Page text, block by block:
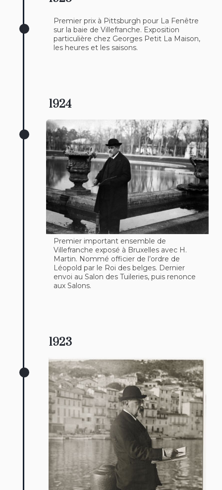
Premier prix à Pittsburgh pour La Fenêtre
sur la baie de Villefranche. Exposition
particulière chez Georges Petit La Maison,
les heures et les saisons.
1924
Premier important ensemble de
Villefranche exposé à Bruxelles avec H.
Martin. Nommé officier de l’ordre de
Léopold par le Roi des belges. Dernier
envoi au Salon des Tuileries, puis renonce
aux Salons.
1923